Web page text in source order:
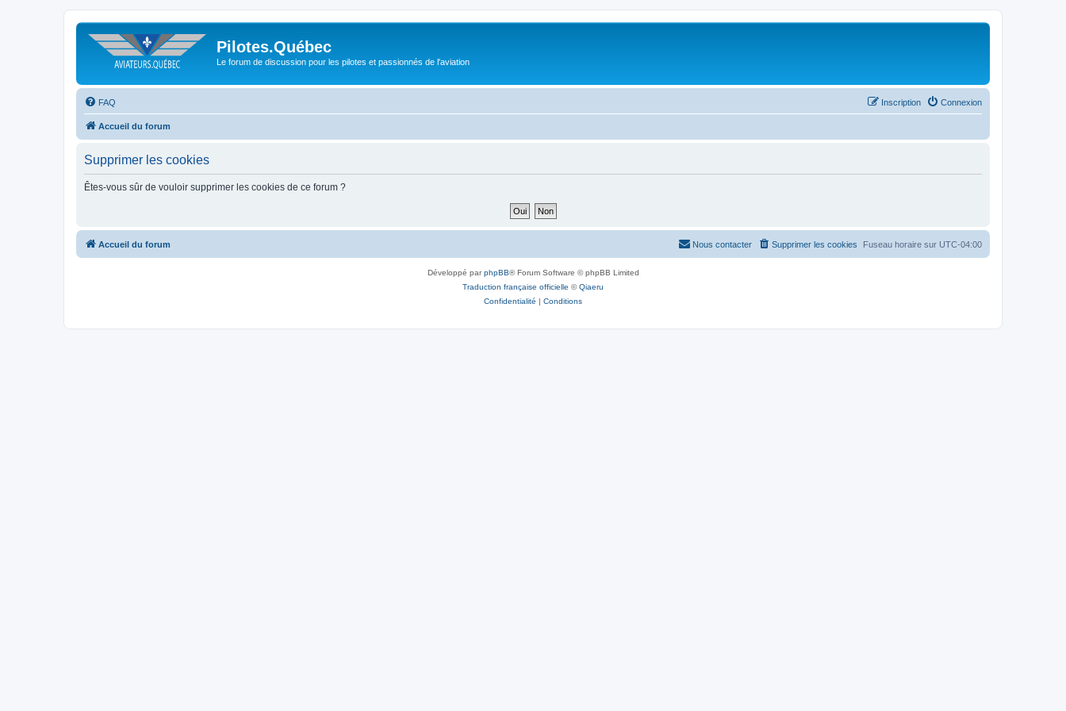
Pilotes.Québec
Le forum de discussion pour les pilotes et passionnés de l'aviation
FAQ Connexion
Inscription
Accueil du forum
Supprimer les cookies
Êtes-vous sûr de vouloir supprimer les cookies de ce forum ?
Accueil du forum Fuseau horaire sur UTC-04:00
Supprimer les cookies
Nous contacter
Développé parphpBB® Forum Software © phpBB Limited
Traduction française officielle ©Qiaeru
Confidentialité | Conditions